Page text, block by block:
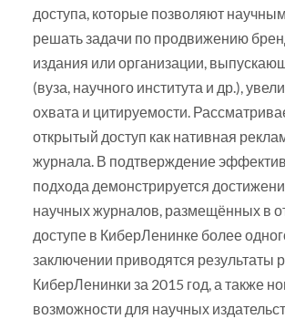
доступа, которые позволяют
решать задачи по продвижению
издания или организации,
(вуза, научного института и др.),
охвата и цитируемости.
открытый доступ как нативная
журнала. В подтверждение
подхода демонстрируется
научных журналов, размещённых в
доступе в КиберЛенинке более
заключении приводятся результаты
КиберЛенинки за 2015 год, а также
возможности для научных